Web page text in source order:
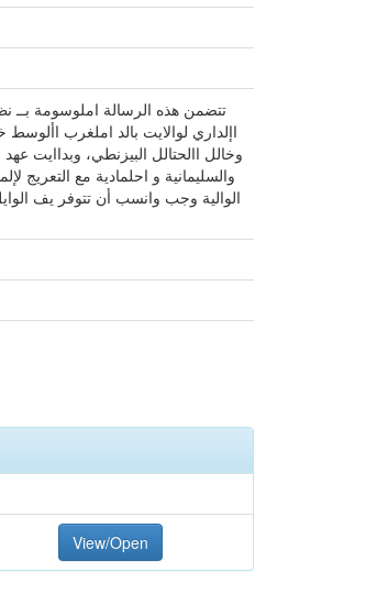
تتضمن هذه الرسالة املوسومة بــ
اإلداري لوالايت بالد املغرب
وخالل االحتالل البيزنطي، وبداايت
والسليمانية و احلمادية مع
الوالية وجب وانسب أن تتوفر يف
View/Open